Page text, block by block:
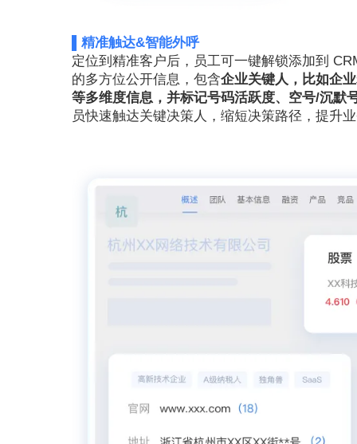
▌精准触达&智能外呼
定位到精准客户后，员工可一键解锁添加到
的多方位公开信息，包含企业关键人，比如企
等多维度信息，并标记号码活跃度、空号/沉默
员快速触达关键决策人，缩短决策路径，提升